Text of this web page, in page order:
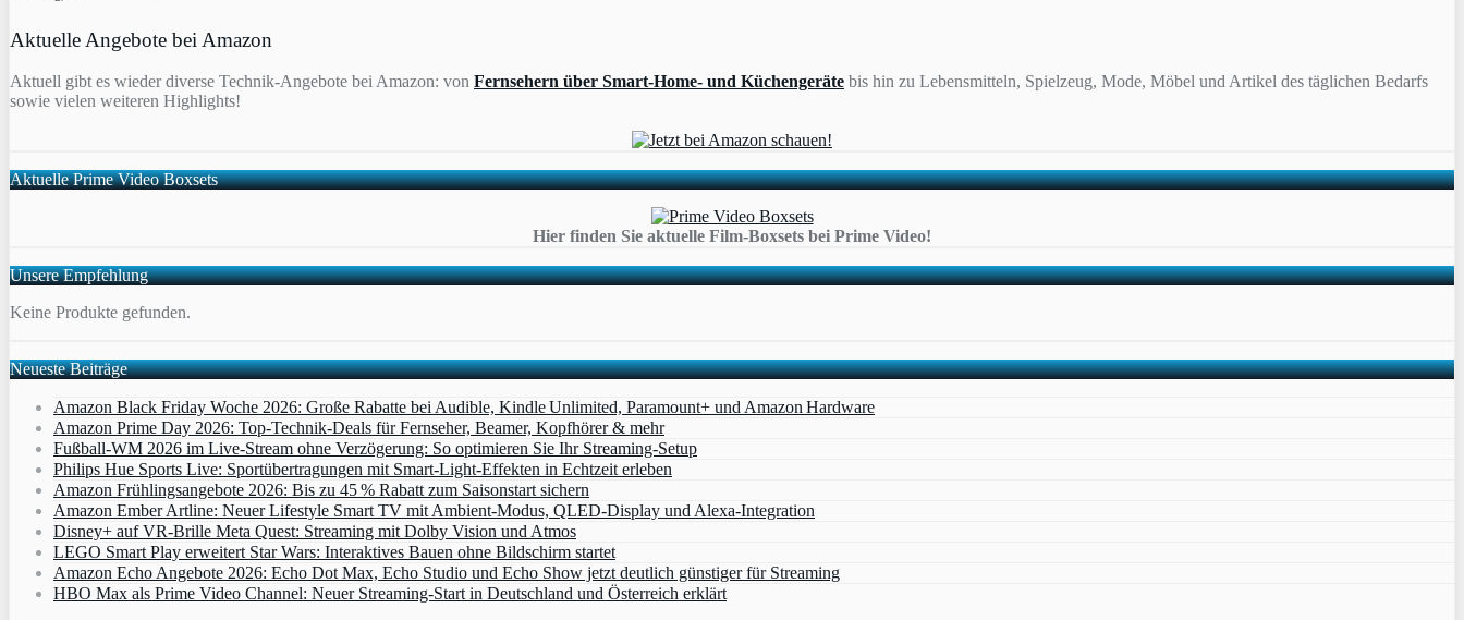
Aktuelle Angebote bei Amazon
Aktuell gibt es wieder diverse Technik-Angebote bei Amazon: von Fernsehern über Smart-Home- und Küchengeräte bis hin zu Lebensmitteln, Spielzeug, Mode, Möbel und Artikel des täglichen Bedarfs
sowie vielen weiteren Highlights!
Aktuelle Prime Video Boxsets
Hier finden Sie aktuelle Film-Boxsets bei Prime Video!
Unsere Empfehlung
Keine Produkte gefunden.
Neueste Beiträge
Amazon Black Friday Woche 2026: Große Rabatte bei Audible, Kindle Unlimited, Paramount+ und Amazon Hardware
Amazon Prime Day 2026: Top-Technik-Deals für Fernseher, Beamer, Kopfhörer & mehr
Fußball-WM 2026 im Live-Stream ohne Verzögerung: So optimieren Sie Ihr Streaming-Setup
Philips Hue Sports Live: Sportübertragungen mit Smart‑Light‑Effekten in Echtzeit erleben
Amazon Frühlingsangebote 2026: Bis zu 45 % Rabatt zum Saisonstart sichern
Amazon Ember Artline: Neuer Lifestyle Smart TV mit Ambient‑Modus, QLED‑Display und Alexa‑Integration
Disney+ auf VR-Brille Meta Quest: Streaming mit Dolby Vision und Atmos
LEGO Smart Play erweitert Star Wars: Interaktives Bauen ohne Bildschirm startet
Amazon Echo Angebote 2026: Echo Dot Max, Echo Studio und Echo Show jetzt deutlich günstiger für Streaming
HBO Max als Prime Video Channel: Neuer Streaming‑Start in Deutschland und Österreich erklärt